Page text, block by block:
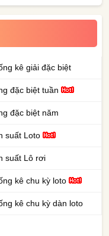
kê giải đặc biệt
đặc biệt tuần
đặc biệt năm
suất Loto
suất Lô rơi
kê chu kỳ loto
kê chu kỳ dàn loto